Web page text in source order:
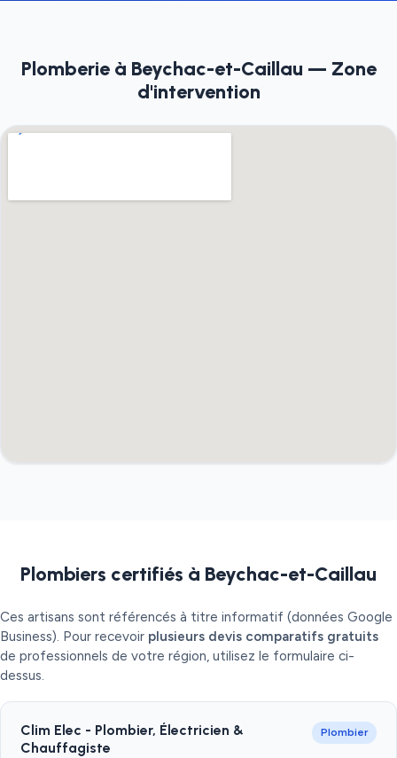
Plomberie à Beychac-et-Caillau — Zone
d'intervention
Plombiers certifiés à Beychac-et-Caillau
Ces artisans sont référencés à titre informatif (données Google
Business). Pour recevoir plusieurs devis comparatifs gratuits
de professionnels de votre région, utilisez le formulaire ci-
dessus.
Clim Elec - Plombier, Électricien &
Chauffagiste
Plombier